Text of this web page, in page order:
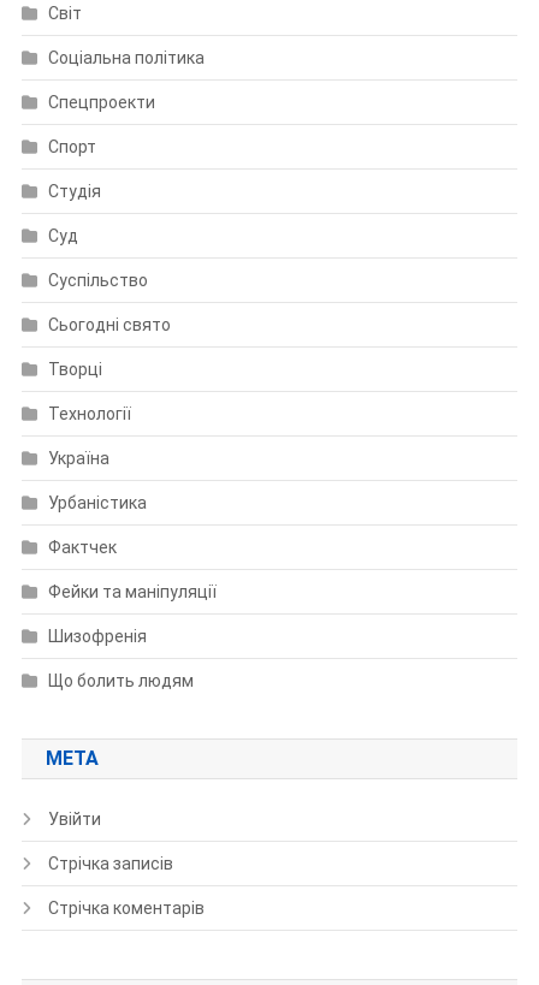
Світ
Соціальна політика
Спецпроекти
Спорт
Студія
Суд
Суспільство
Сьогодні свято
Творці
Технології
Україна
Урбаністика
Фактчек
Фейки та маніпуляції
Шизофренія
Що болить людям
МЕТА
Увійти
Стрічка записів
Стрічка коментарів